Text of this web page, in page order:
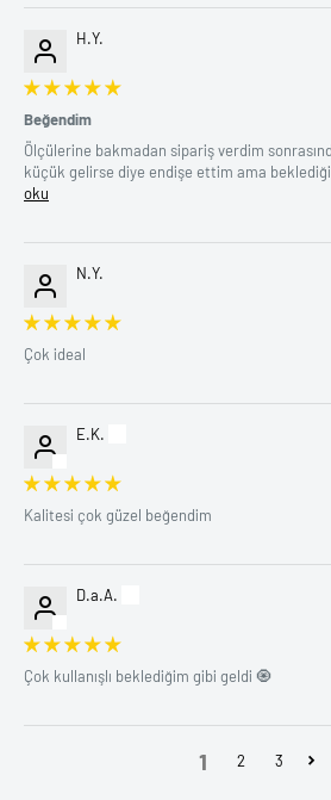
H.Y.
Beğendim
Ölçülerine bakmadan sipariş verdim
küçük gelirse diye endişe ettim ama
oku
N.Y.
Çok ideal
E.K.
Kalitesi çok güzel beğendim
D.a.A.
Çok kullanışlı beklediğim gibi geldi 🧿
1 2 3